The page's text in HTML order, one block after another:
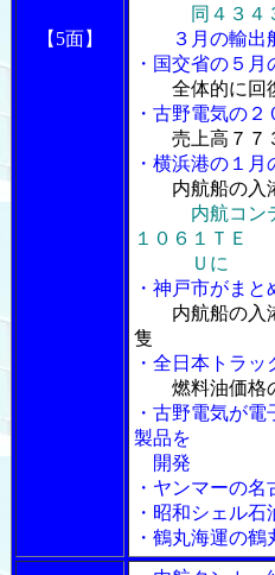
【5面】
同４３４
３月の輸出船
・国交省の５
全体的に回
・古野電気の
売上高７７
・横浜港の１月
内航船の入
内航コン
１０６１ＴＥ
Ｕに
・神戸市がま
内航船の入
隻
・全日本トラ
燃料油価格
・古野電気が
製品を
開発
・ヤンマーの
・昭和シェル
・鶴丸海運の